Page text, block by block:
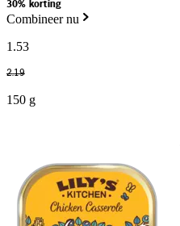
30% korting
Combineer nu
1 .53
2.19
150 g